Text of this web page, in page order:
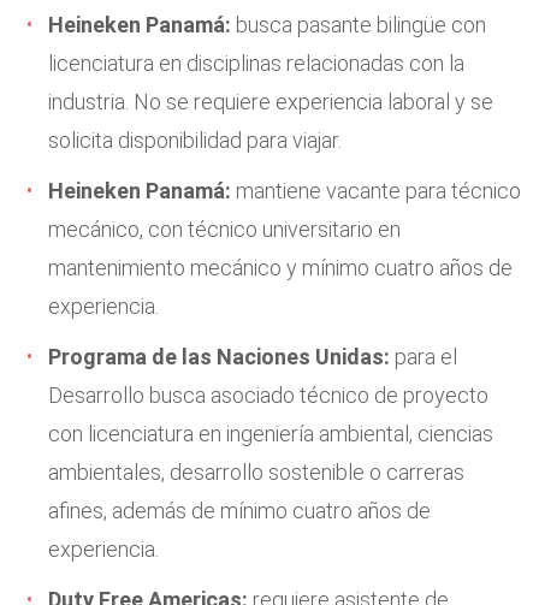
Heineken Panamá: busca pasante bilingüe con
licenciatura en disciplinas relacionadas con la
industria. No se requiere experiencia laboral y se
solicita disponibilidad para viajar.
Heineken Panamá: mantiene vacante para técnico
mecánico, con técnico universitario en
mantenimiento mecánico y mínimo cuatro años de
experiencia.
Programa de las Naciones Unidas: para el
Desarrollo busca asociado técnico de proyecto
con licenciatura en ingeniería ambiental, ciencias
ambientales, desarrollo sostenible o carreras
afines, además de mínimo cuatro años de
experiencia.
Duty Free Americas: requiere asistente de